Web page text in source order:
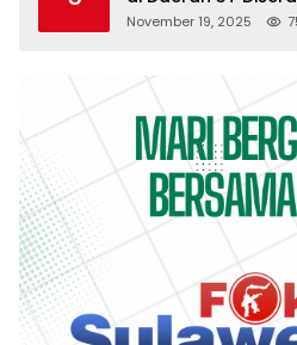
November 19, 2025